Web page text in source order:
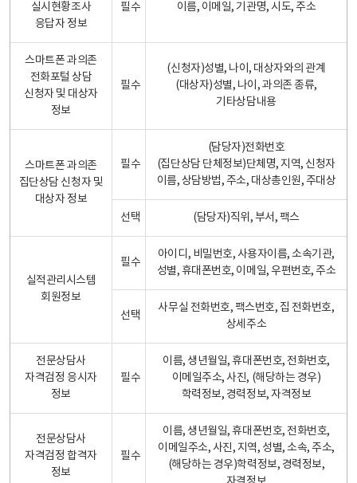
실시현황조사
응답자 정보
필수 이름, 이메일, 기관명, 시도, 주소
스마트폰 과의존
전화포털 상담
신청자 및 대상자
정보
필수
(신청자)성별, 나이, 대상자와의 관계
(대상자)성별, 나이, 과의존 종류,
기타상담내용
스마트폰 과의존
집단상담 신청자 및
대상자 정보
필수
(담당자)전화번호
(집단상담 단체정보)단체명, 지역, 신청자
이름, 상담방법, 주소, 대상총인원, 주대상
선택 (담당자)직위, 부서, 팩스
실적관리시스템
회원정보
필수
아이디, 비밀번호, 사용자이름, 소속기관,
성별, 휴대폰번호, 이메일, 우편번호, 주소
선택
사무실 전화번호, 팩스번호, 집 전화번호,
상세주소
전문상담사
자격검정 응시자
정보
필수
이름, 생년월일, 휴대폰번호, 전화번호,
이메일주소, 사진, (해당하는 경우)
학력정보, 경력정보, 자격정보
전문상담사
자격검정 합격자
정보
필수
이름, 생년월일, 휴대폰번호, 전화번호,
이메일주소, 사진, 지역, 성별, 소속, 주소,
(해당하는 경우)학력정보, 경력정보,